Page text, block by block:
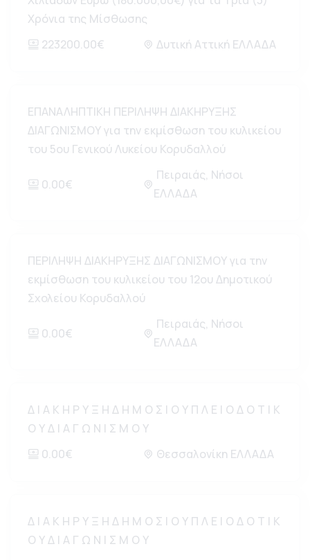
Χρόνια της Μίσθωσης
223200.00€
Δυτική Αττική ΕΛΛΑΔΑ
ΕΠΑΝΑΛΗΠΤΙΚΗ ΠΕΡΙΛΗΨΗ ΔΙΑΚΗΡΥΞΗΣ
ΔΙΑΓΩΝΙΣΜΟΥ για την εκμίσθωση του κυλικείου
του 5ου Γενικού Λυκείου Κορυδαλλού
0.00€
Πειραιάς, Νήσοι
ΕΛΛΑΔΑ
ΠΕΡΙΛΗΨΗ ΔΙΑΚΗΡΥΞΗΣ ΔΙΑΓΩΝΙΣΜΟΥ για την
εκμίσθωση του κυλικείου του 12ου Δημοτικού
Σχολείου Κορυδαλλού
0.00€
Πειραιάς, Νήσοι
ΕΛΛΑΔΑ
Δ Ι Α Κ Η Ρ Υ Ξ Η Δ Η Μ Ο Σ Ι Ο Υ Π Λ Ε Ι Ο Δ Ο Τ Ι Κ
Ο Υ Δ Ι Α Γ Ω Ν Ι Σ Μ Ο Υ
0.00€
Θεσσαλονίκη ΕΛΛΑΔΑ
Δ Ι Α Κ Η Ρ Υ Ξ Η Δ Η Μ Ο Σ Ι Ο Υ Π Λ Ε Ι Ο Δ Ο Τ Ι Κ
Ο Υ Δ Ι Α Γ Ω Ν Ι Σ Μ Ο Υ